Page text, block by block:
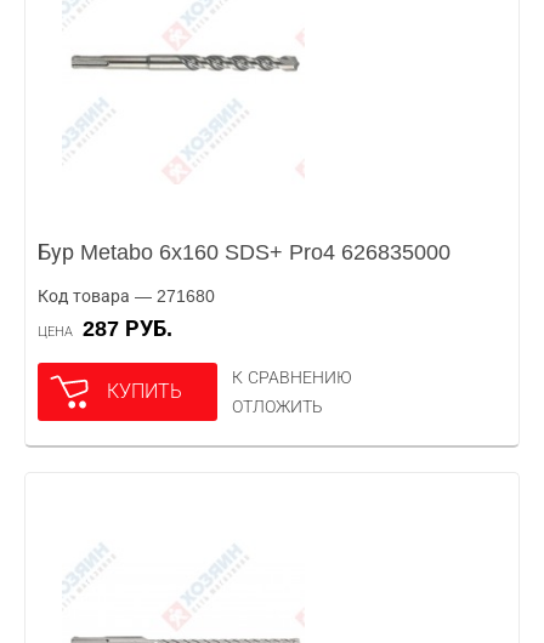
Бур Metabo 6x160 SDS+ Pro4 626835000
Код товара — 271680
ЦЕНА 287 РУБ.
КУПИТЬ
К СРАВНЕНИЮ
ОТЛОЖИТЬ